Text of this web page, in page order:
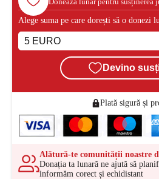
Alege suma pe care dorești să o donezi
Devino
Plată sigură și
Alătură-te comunității noastre
Donația ta lunară ne ajută să
informăm corect și echidistant